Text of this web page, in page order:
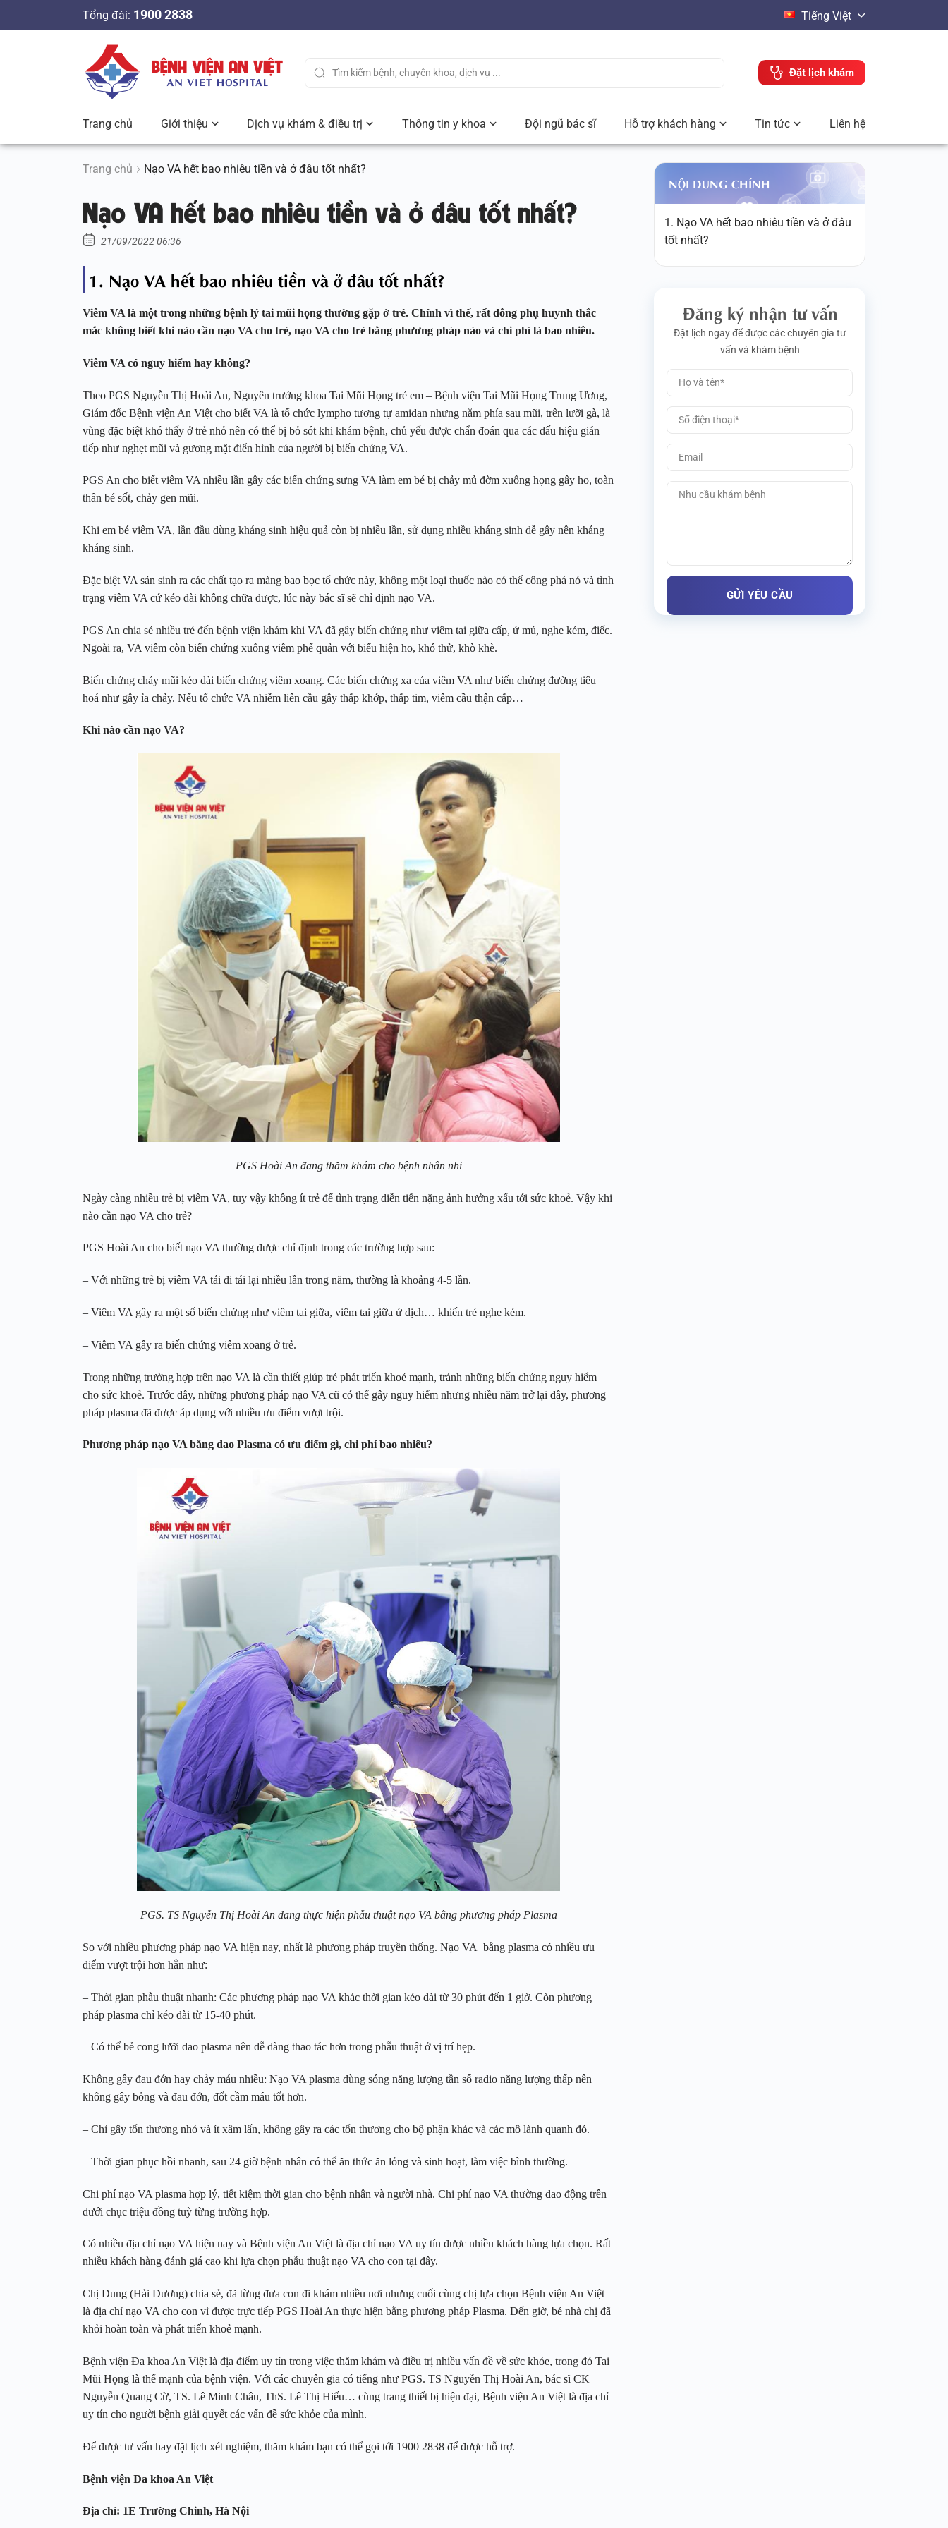
n
Tổng đài: 1900 2838 Tiếng Việt
Đặt lịch khám
Trang chủ Giới thiệu Dịch vụ khám & điều trị Thông tin y khoa Đội ngũ bác sĩ Hỗ trợ khách hàng Tin tức Liên hệ
Trang chủ Nạo VA hết bao nhiêu tiền và ở đâu tốt nhất?
Nạo VA hết bao nhiêu tiền và ở đâu tốt nhất?
21/09/2022 06:36
1. Nạo VA hết bao nhiêu tiền và ở đâu tốt nhất?
Viêm VA là một trong những bệnh lý tai mũi họng thường gặp ở trẻ. Chính vì thế, rất đông phụ huynh thắc
mắc không biết khi nào cần nạo VA cho trẻ, nạo VA cho trẻ bằng phương pháp nào và chi phí là bao nhiêu.
Viêm VA có nguy hiểm hay không?
Theo PGS Nguyễn Thị Hoài An, Nguyên trưởng khoa Tai Mũi Họng trẻ em – Bệnh viện Tai Mũi Họng Trung Ương,
Giám đốc Bệnh viện An Việt cho biết VA là tổ chức lympho tương tự amidan nhưng nằm phía sau mũi, trên lưỡi gà, là
vùng đặc biệt khó thấy ở trẻ nhỏ nên có thể bị bỏ sót khi khám bệnh, chủ yếu được chẩn đoán qua các dấu hiệu gián
tiếp như nghẹt mũi và gương mặt điển hình của người bị biến chứng VA.
PGS An cho biết viêm VA nhiều lần gây các biến chứng sưng VA làm em bé bị chảy mủ đờm xuống họng gây ho, toàn
thân bé sốt, chảy gen mũi.
Khi em bé viêm VA, lần đầu dùng kháng sinh hiệu quả còn bị nhiều lần, sử dụng nhiều kháng sinh dễ gây nên kháng
kháng sinh.
Đặc biệt VA sản sinh ra các chất tạo ra màng bao bọc tổ chức này, không một loại thuốc nào có thể công phá nó và tình
trạng viêm VA cứ kéo dài không chữa được, lúc này bác sĩ sẽ chỉ định nạo VA.
PGS An chia sẻ nhiều trẻ đến bệnh viện khám khi VA đã gây biến chứng như viêm tai giữa cấp, ứ mủ, nghe kém, điếc.
Ngoài ra, VA viêm còn biến chứng xuống viêm phế quản với biểu hiện ho, khó thử, khò khè.
Biến chứng chảy mũi kéo dài biến chứng viêm xoang. Các biến chứng xa của viêm VA như biến chứng đường tiêu
hoá như gây ỉa chảy. Nếu tổ chức VA nhiễm liên cầu gây thấp khớp, thấp tim, viêm cầu thận cấp…
Khi nào cần nạo VA?
PGS Hoài An đang thăm khám cho bệnh nhân nhi
Ngày càng nhiều trẻ bị viêm VA, tuy vậy không ít trẻ để tình trạng diễn tiến nặng ảnh hưởng xấu tới sức khoẻ. Vậy khi
nào cần nạo VA cho trẻ?
PGS Hoài An cho biết nạo VA thường được chỉ định trong các trường hợp sau:
– Với những trẻ bị viêm VA tái đi tái lại nhiều lần trong năm, thường là khoảng 4-5 lần.
– Viêm VA gây ra một số biến chứng như viêm tai giữa, viêm tai giữa ứ dịch… khiến trẻ nghe kém.
– Viêm VA gây ra biến chứng viêm xoang ở trẻ.
Trong những trường hợp trên nạo VA là cần thiết giúp trẻ phát triển khoẻ mạnh, tránh những biến chứng nguy hiểm
cho sức khoẻ. Trước đây, những phương pháp nạo VA cũ có thể gây nguy hiểm nhưng nhiều năm trở lại đây, phương
pháp plasma đã được áp dụng với nhiều ưu điểm vượt trội.
Phương pháp nạo VA bằng dao Plasma có ưu điểm gì, chi phí bao nhiêu?
PGS. TS Nguyễn Thị Hoài An đang thực hiện phẫu thuật nạo VA bằng phương pháp Plasma
So với nhiều phương pháp nạo VA hiện nay, nhất là phương pháp truyền thống. Nạo VA bằng plasma có nhiều ưu
điểm vượt trội hơn hẳn như:
– Thời gian phẫu thuật nhanh: Các phương pháp nạo VA khác thời gian kéo dài từ 30 phút đến 1 giờ. Còn phương
pháp plasma chỉ kéo dài từ 15-40 phút.
– Có thể bẻ cong lưỡi dao plasma nên dễ dàng thao tác hơn trong phẫu thuật ở vị trí hẹp.
Không gây đau đớn hay chảy máu nhiều: Nạo VA plasma dùng sóng năng lượng tần số radio năng lượng thấp nên
không gây bỏng và đau đớn, đốt cầm máu tốt hơn.
– Chỉ gây tổn thương nhỏ và ít xâm lấn, không gây ra các tổn thương cho bộ phận khác và các mô lành quanh đó.
– Thời gian phục hồi nhanh, sau 24 giờ bệnh nhân có thể ăn thức ăn lỏng và sinh hoạt, làm việc bình thường.
Chi phí nạo VA plasma hợp lý, tiết kiệm thời gian cho bệnh nhân và người nhà. Chi phí nạo VA thường dao động trên
dưới chục triệu đồng tuỳ từng trường hợp.
Có nhiều địa chỉ nạo VA hiện nay và Bệnh viện An Việt là địa chỉ nạo VA uy tín được nhiều khách hàng lựa chọn. Rất
nhiều khách hàng đánh giá cao khi lựa chọn phẫu thuật nạo VA cho con tại đây.
Chị Dung (Hải Dương) chia sẻ, đã từng đưa con đi khám nhiều nơi nhưng cuối cùng chị lựa chọn Bệnh viện An Việt
là địa chỉ nạo VA cho con vì được trực tiếp PGS Hoài An thực hiện bằng phương pháp Plasma. Đến giờ, bé nhà chị đã
khỏi hoàn toàn và phát triển khoẻ mạnh.
Bệnh viện Đa khoa An Việt là địa điểm uy tín trong việc thăm khám và điều trị nhiều vấn đề về sức khỏe, trong đó Tai
Mũi Họng là thế mạnh của bệnh viện. Với các chuyên gia có tiếng như PGS. TS Nguyễn Thị Hoài An, bác sĩ CK
Nguyễn Quang Cừ, TS. Lê Minh Châu, ThS. Lê Thị Hiếu… cùng trang thiết bị hiện đại, Bệnh viện An Việt là địa chỉ
uy tín cho người bệnh giải quyết các vấn đề sức khỏe của mình.
Để được tư vấn hay đặt lịch xét nghiệm, thăm khám bạn có thể gọi tới 1900 2838 để được hỗ trợ.
Bệnh viện Đa khoa An Việt
Địa chỉ: 1E Trường Chinh, Hà Nội
NỘI DUNG CHÍNH
1. Nạo VA hết bao nhiêu tiền và ở đâu
tốt nhất?
Đăng ký nhận tư vấn
Đặt lịch ngay để được các chuyên gia tư
vấn và khám bệnh